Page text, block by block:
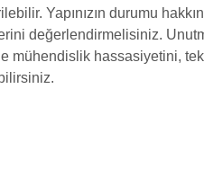
Yapınızın durumu
değerlendirmelisiniz.
mühendislik hassasiyetini,